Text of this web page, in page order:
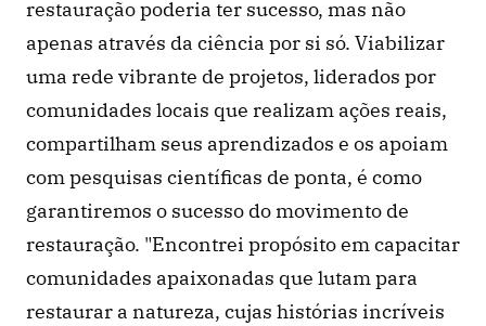
restauração poderia ter sucesso, mas não
apenas através da ciência por si só. Viabilizar
uma rede vibrante de projetos, liderados por
comunidades locais que realizam ações reais,
compartilham seus aprendizados e os apoiam
com pesquisas científicas de ponta, é como
garantiremos o sucesso do movimento de
restauração. "Encontrei propósito em capacitar
comunidades apaixonadas que lutam para
restaurar a natureza, cujas histórias incríveis